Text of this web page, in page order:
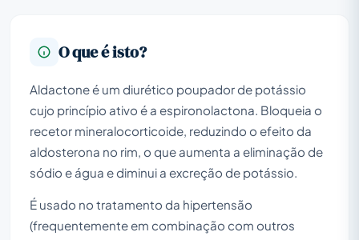
O que é isto?
Aldactone é um diurético poupador de potássio
cujo princípio ativo é a espironolactona. Bloqueia o
recetor mineralocorticoide, reduzindo o efeito da
aldosterona no rim, o que aumenta a eliminação de
sódio e água e diminui a excreção de potássio.
É usado no tratamento da hipertensão
(frequentemente em combinação com outros